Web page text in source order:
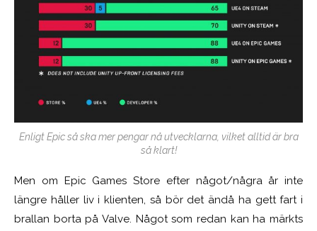
Enligt Epic så ska mer pengar nå utvecklarna, vilket alltid är bra
så klart!
Men om Epic Games Store efter något/några år inte
längre håller liv i klienten, så bör det ändå ha gett fart i
brallan borta på Valve. Något som redan kan ha märkts